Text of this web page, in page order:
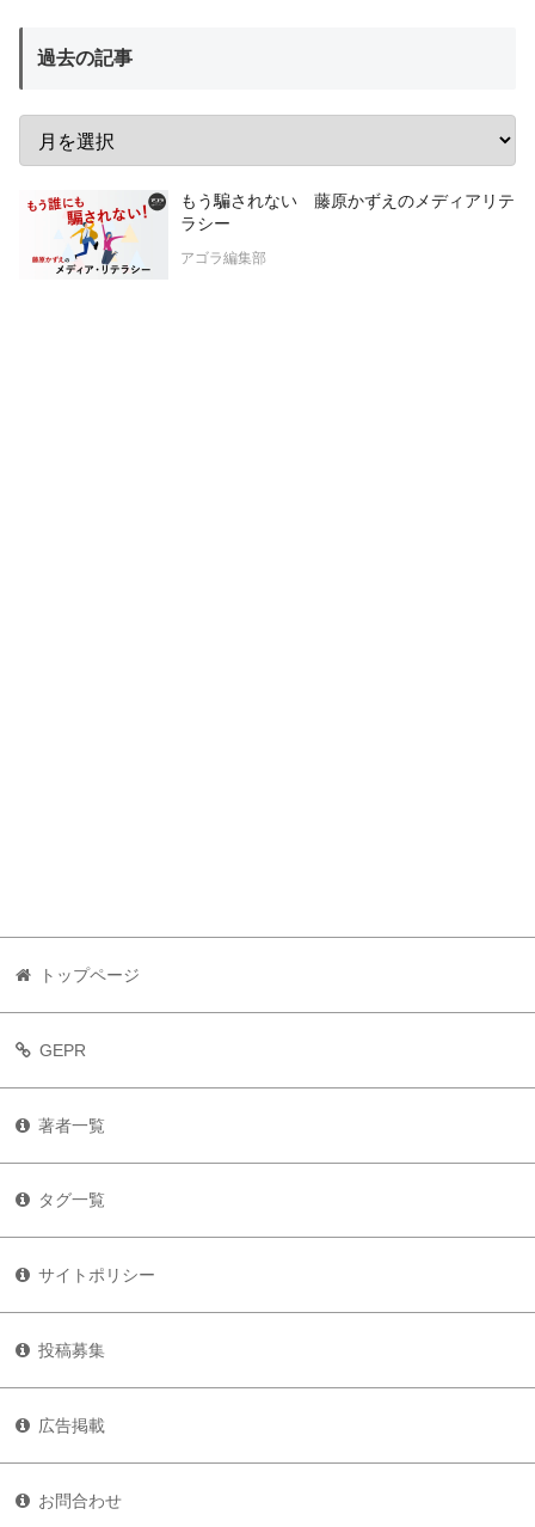
過去の記事
もう騙されない 藤原かずえのメディアリテ
ラシー
アゴラ編集部
トップページ
GEPR
著者一覧
タグ一覧
サイトポリシー
投稿募集
広告掲載
お問合わせ